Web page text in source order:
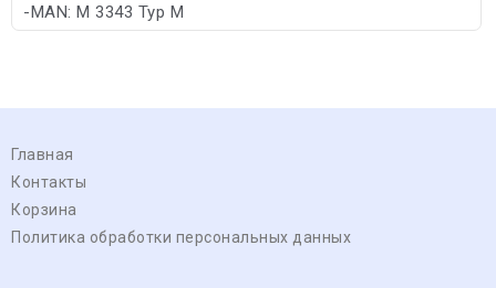
-MAN: M 3343 Typ M
Главная
Контакты
Корзина
Политика обработки персональных данных